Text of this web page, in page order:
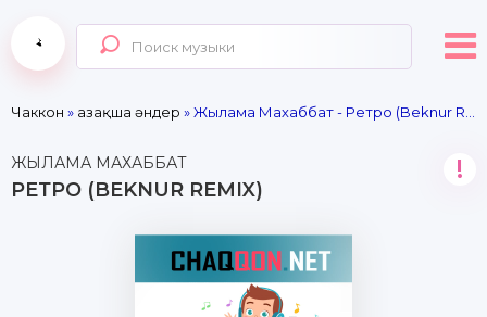
Чаккон » Қазақша әндер » Жылама Махаббат - Ретро (Beknur Remix)
ЖЫЛАМА МАХАББАТ
РЕТРО (BEKNUR REMIX)
!